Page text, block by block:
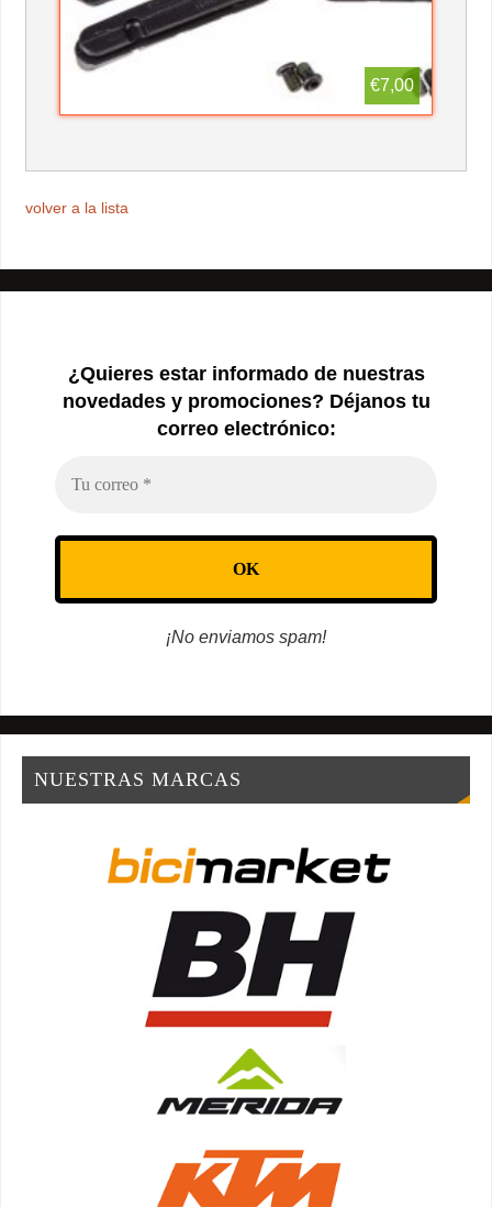
€7,00
volver a la lista
¿Quieres estar informado de nuestras
novedades y promociones? Déjanos tu
correo electrónico:
¡No enviamos spam!
NUESTRAS MARCAS